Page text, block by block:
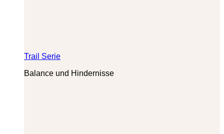
Trail Serie
Balance und Hindernisse